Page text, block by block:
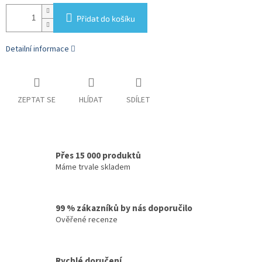
Přidat do košíku
Detailní informace
ZEPTAT SE HLÍDAT SDÍLET
Přes 15 000 produktů
Máme trvale skladem
99 % zákazníků by nás doporučilo
Ověřené recenze